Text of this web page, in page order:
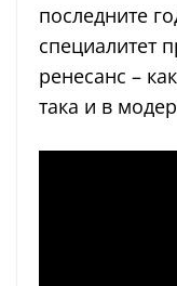
последните
специалитет
ренесанс –
така и в